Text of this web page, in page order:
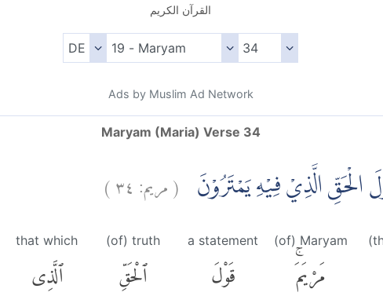
القرآن الكريم
Ads by Muslim Ad Network
Maryam (Maria) Verse 34
الْحَقِّ الَّذِيْ فِيْهِ يَمْتَرُوْنَ (مريم: ٣٤)
(of) Maryam
مَرْيَمَۚ
a statement
قَوْلَ
(of) truth
ٱلْحَقِّ
that which
ٱلَّذِى